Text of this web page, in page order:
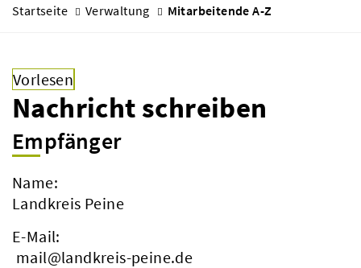
Startseite Verwaltung Mitarbeitende A-Z
Vorlesen
Nachricht schreiben
Empfänger
Name:
Landkreis Peine
E-Mail:
mail@landkreis-peine.de